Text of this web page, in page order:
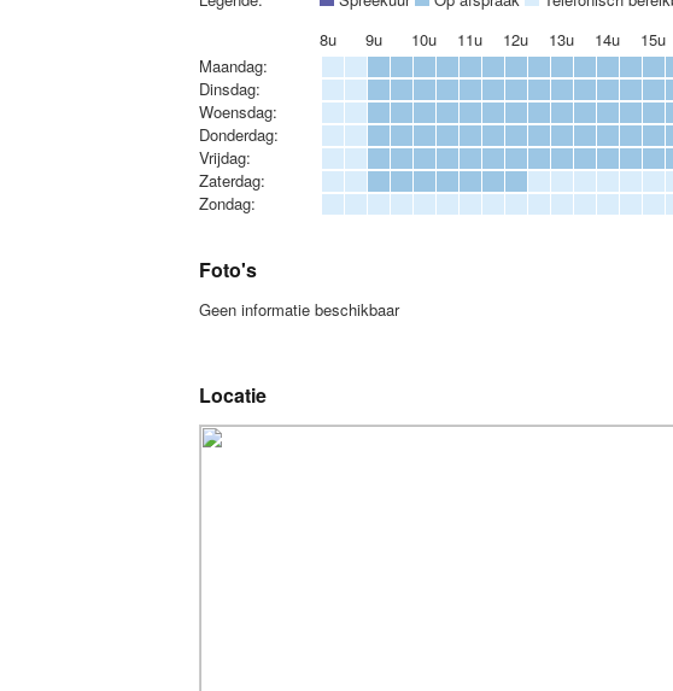
8u
9u 10u 11u 12u 13u 14u 15u
Maandag:
Dinsdag:
Woensdag:
Donderdag:
Vrijdag:
Zaterdag:
Zondag:
Foto's
Geen informatie beschikbaar
Locatie